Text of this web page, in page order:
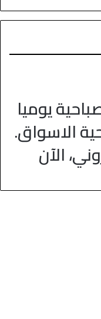
يوميا
الاسواق.
الآن